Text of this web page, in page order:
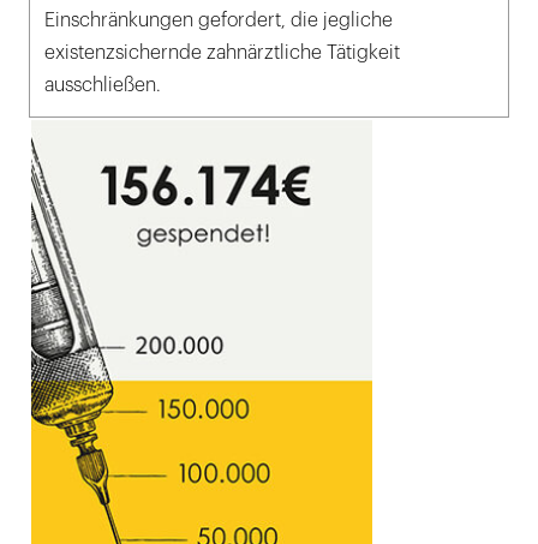
Einschränkungen gefordert, die jegliche
existenzsichernde zahnärztliche Tätigkeit
ausschließen.